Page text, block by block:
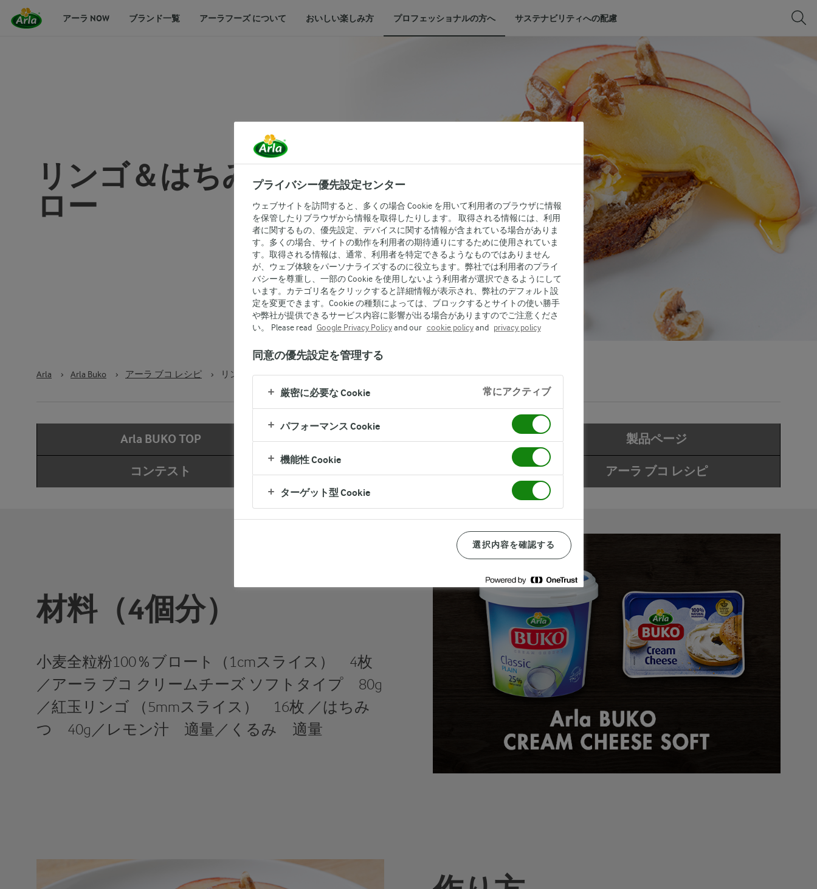
アーラ NOW ブランド一覧 アーラフーズ について おいしい楽しみ方 プロフェッショナルの方へ サステナビリティへの配慮
リンゴ＆はちみつのスモーブ
ロー
Arla › Arla Buko › アーラ ブコ レシピ › リンゴ＆はちみつのスモーブロー
Arla BUKO TOP アーラ ブコ について 製品ページ
コンテスト デンマーク研修旅行レポート アーラ ブコ レシピ
材料（4個分）
小麦全粒粉100％ブロート（1cmスライス） 4枚
／アーラ ブコ クリームチーズ ソフトタイプ 80g
／紅玉リンゴ （5mmスライス） 16枚 ／はちみ
つ 40g／レモン汁 適量／くるみ 適量
プライバシー優先設定センター
ウェブサイトを訪問すると、多くの場合 Cookie を用いて利用者のブラウザに情報
を保管したりブラウザから情報を取得したりします。 取得される情報には、利用
者に関するもの、優先設定、デバイスに関する情報が含まれている場合がありま
す。多くの場合、サイトの動作を利用者の期待通りにするために使用されていま
す。取得される情報は、通常、利用者を特定できるようなものではありません
が、ウェブ体験をパーソナライズするのに役立ちます。弊社では利用者のプライ
バシーを尊重し、一部の Cookie を使用しないよう利用者が選択できるようにして
います。カテゴリ名をクリックすると詳細情報が表示され、弊社のデフォルト設
定を変更できます。Cookie の種類によっては、ブロックするとサイトの使い勝手
や弊社が提供できるサービス内容に影響が出る場合がありますのでご注意くださ
い。 Please read Google Privacy Policyand our cookie policyand privacy policy
同意の優先設定を管理する
厳密に必要な Cookie 常にアクティブ
パフォーマンス Cookie
機能性 Cookie
ターゲット型 Cookie
選択内容を確認する